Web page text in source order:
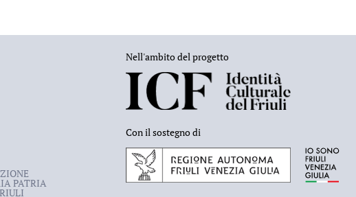
PATRIA
Nell'ambito del progetto
Con il sostegno di